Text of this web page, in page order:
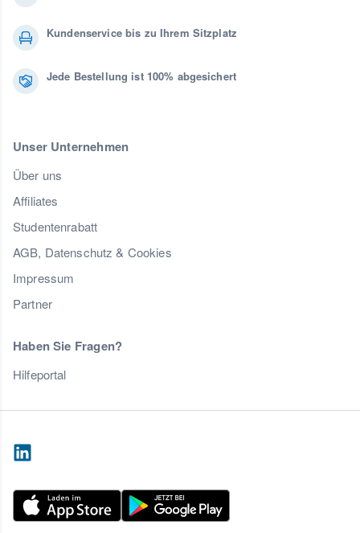
Kundenservice bis zu Ihrem Sitzplatz
Jede Bestellung ist 100% abgesichert
Unser Unternehmen
Über uns
Affiliates
Studentenrabatt
AGB, Datenschutz & Cookies
Impressum
Partner
Haben Sie Fragen?
Hilfeportal